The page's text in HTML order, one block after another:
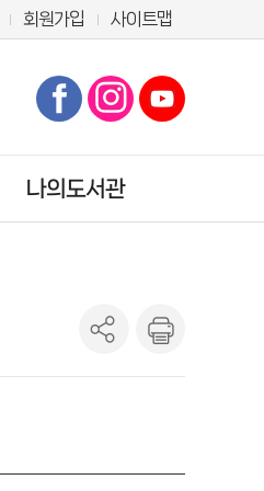
회원가입 사이트맵
나의도서관
망도서신청조회
신청정보
음회원전환